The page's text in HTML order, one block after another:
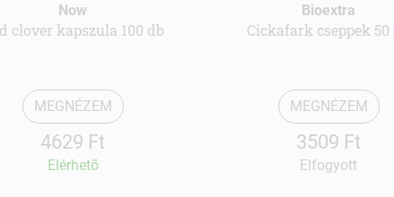
Now
clover kapszula 100 db
MEGNÉZEM
4629 Ft
Elérhetõ
Bioextra
Cickafark cseppek 50
MEGNÉZEM
3509 Ft
Elfogyott